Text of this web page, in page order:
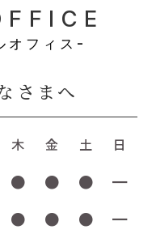
オフィス-
さまへ
木 金 土 日
● ● ● ━
● ● ● ━